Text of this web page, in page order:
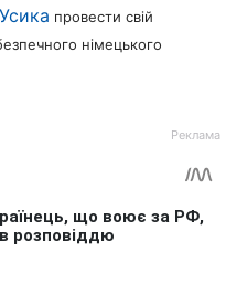
провести свій
німецького